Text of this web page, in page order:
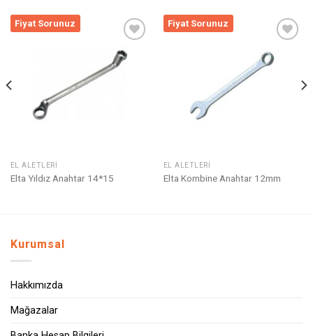
Fiyat Sorunuz
Listeme
EL ALETLERI
Elta Yıldız Anahtar 14*15
Fiyat Sorunuz
Listeme
EL ALETLERI
Elta Kombine Anahtar 12mm
Kurumsal
Hakkımızda
Mağazalar